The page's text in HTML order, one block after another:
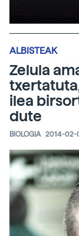
ALBISTEAK
Zelula
ilea
dute
BIOLOGIA 2014-02-